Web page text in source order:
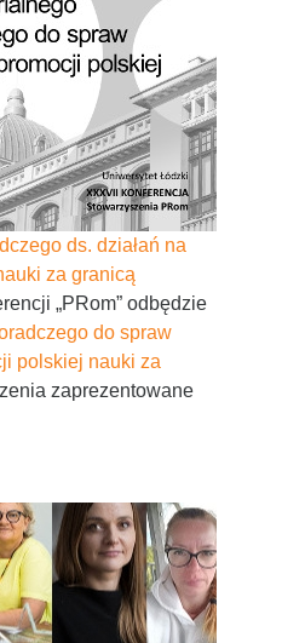
ds. działań na
za granicą
„PRom” odbędzie
do spraw
polskiej nauki za
zaprezentowane